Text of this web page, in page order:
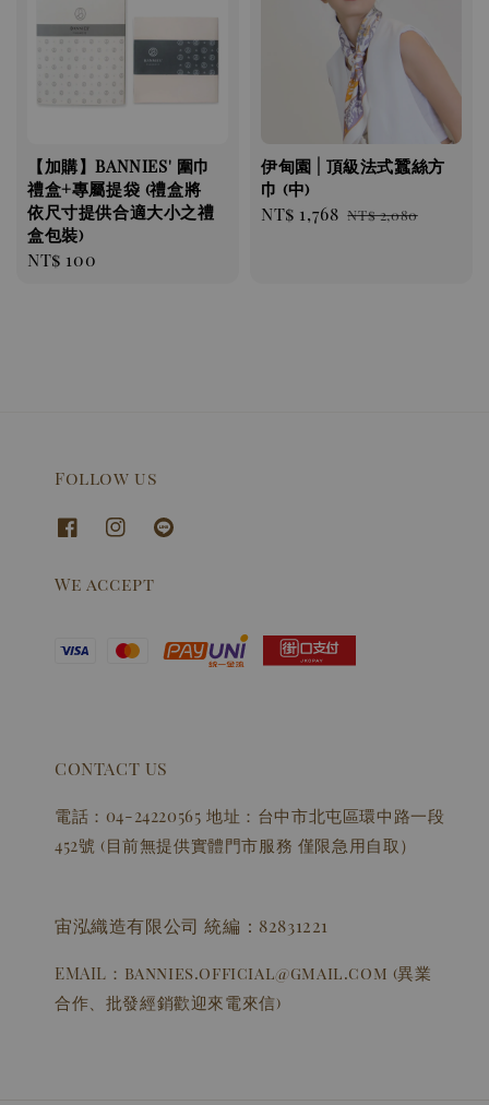
【加購】BANNIES' 圍巾
禮盒+專屬提袋 (禮盒將
依尺寸提供合適大小之禮
盒包裝)
Regular
NT$ 100
伊甸園 | 頂級法式蠶絲方
巾 (中)
Sale
NT$ 1,768 Regular
NT$ 2,080
Follow us
We accept
CONTACT US
電話：04-24220565 地址：台中市北屯區環中路一段
452號 (目前無提供實體門市服務 僅限急用自取）
宙泓織造有限公司 統編：82831221
EMAIL：bannies.official@gmail.com (異業
合作、批發經銷歡迎來電來信)